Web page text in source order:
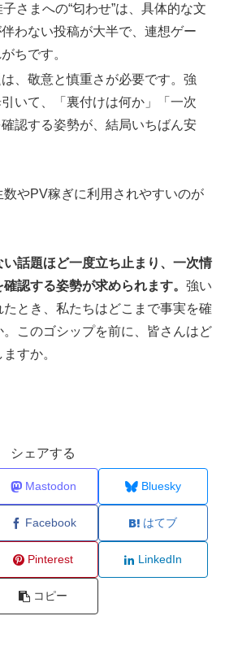
さまへの“匂わせ”は、具体的な文
わない投稿が大半で、連想ゲー
ちです。
、敬意と慎重さが必要です。強
いて、「裏付けは何か」「一次
認する姿勢が、結局いちばん安
やPV稼ぎに利用されやすいのが
話題ほど一度立ち止まり、一次情
認する姿勢が求められます。 強い
たとき、私たちはどこまで事実を確
このゴシップを前に、皆さんはど
すか。
シェアする
Mastodon Bluesky
Facebook はてブ
Pinterest LinkedIn
コピー